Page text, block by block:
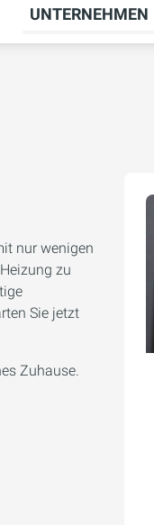
Untermenü für
UNTERNEHMEN
nur wenigen
zu
Sie jetzt
Zuhause.